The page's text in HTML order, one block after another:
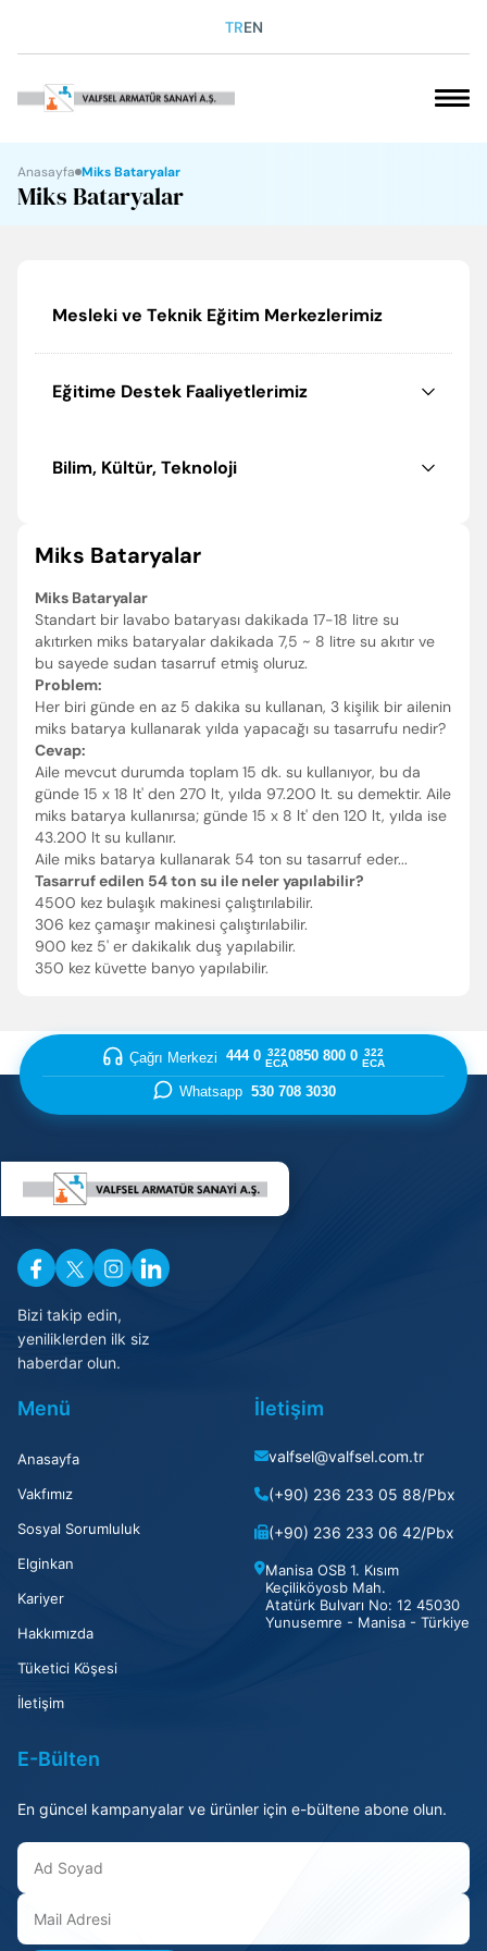
TREN
ÜRÜNLERİMİZ
İLETİŞİM
Anasayfa Miks Bataryalar
Miks Bataryalar
Mesleki ve Teknik Eğitim Merkezlerimiz
Eğitime Destek Faaliyetlerimiz
Bilim, Kültür, Teknoloji
Miks Bataryalar
Miks Bataryalar
Standart bir lavabo bataryası dakikada 17-18 litre su
akıtırken miks bataryalar dakikada 7,5 ~ 8 litre su akıtır ve
bu sayede sudan tasarruf etmiş oluruz.
Problem:
Her biri günde en az 5 dakika su kullanan, 3 kişilik bir ailenin
miks batarya kullanarak yılda yapacağı su tasarrufu nedir?
Cevap:
Aile mevcut durumda toplam 15 dk. su kullanıyor, bu da
günde 15 x 18 lt' den 270 lt, yılda 97.200 lt. su demektir. Aile
miks batarya kullanırsa; günde 15 x 8 lt' den 120 lt, yılda ise
43.200 lt su kullanır.
Aile miks batarya kullanarak 54 ton su tasarruf eder...
Tasarruf edilen 54 ton su ile neler yapılabilir?
4500 kez bulaşık makinesi çalıştırılabilir.
306 kez çamaşır makinesi çalıştırılabilir.
900 kez 5' er dakikalık duş yapılabilir.
350 kez küvette banyo yapılabilir.
Çağrı Merkezi 444 0 322
ECA0850 800 0 322
ECA
Whatsapp 530 708 3030
Bizi takip edin,
yeniliklerden ilk siz
haberdar olun.
Menü
Anasayfa
Vakfımız
Sosyal Sorumluluk
Elginkan
Kariyer
Hakkımızda
Tüketici Köşesi
İletişim
İletişim
valfsel@valfsel.com.tr
(+90) 236 233 05 88/Pbx
(+90) 236 233 06 42/Pbx
Manisa OSB 1. Kısım
Keçiliköyosb Mah.
Atatürk Bulvarı No: 12 45030
Yunusemre - Manisa - Türkiye
E-Bülten
En güncel kampanyalar ve ürünler için e-bültene abone olun.